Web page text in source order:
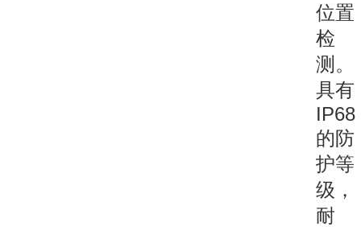
位置
检
测。
具有
IP68
的防
护等
级，
耐